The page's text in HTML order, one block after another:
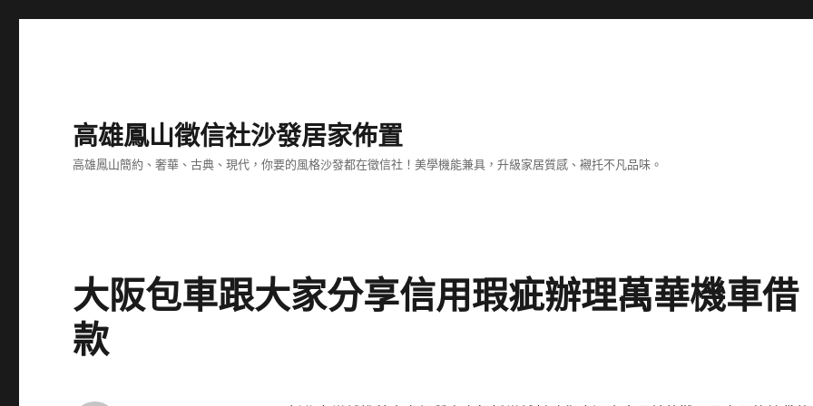
高雄鳳山徵信社沙發居家佈置
高雄鳳山簡約、奢華、古典、現代，你要的風格沙發都在徵信社！美學機能兼具，升級家居質感、襯托不凡品味。
大阪包車跟大家分享信用瑕疵辦理萬華機車借
款